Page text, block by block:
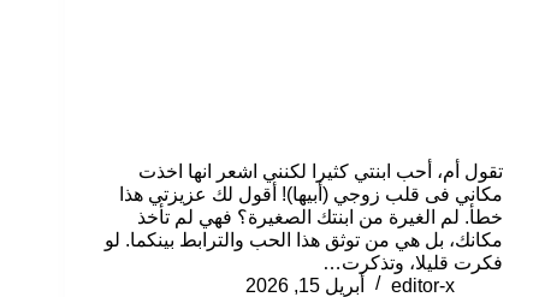
تقول أم، أحب ابنتي كثيرا لكنني اشعر انها اخذت
مكاني فى قلب زوجي (أبيها)! أقول لك عزيزتي هذا
خطأ. لم الغيرة من ابنتك الصغيرة؟ فهي لم تأخذ
مكانك، بل هي من توثق هذا الحب والترابط بينكما. لو
فكرت قليلا، وتذكرت…
editor-x
أبريل 15, 2026